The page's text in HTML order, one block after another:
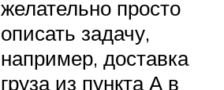
желательно просто
описать задачу,
например, доставка
груза из пункта А в